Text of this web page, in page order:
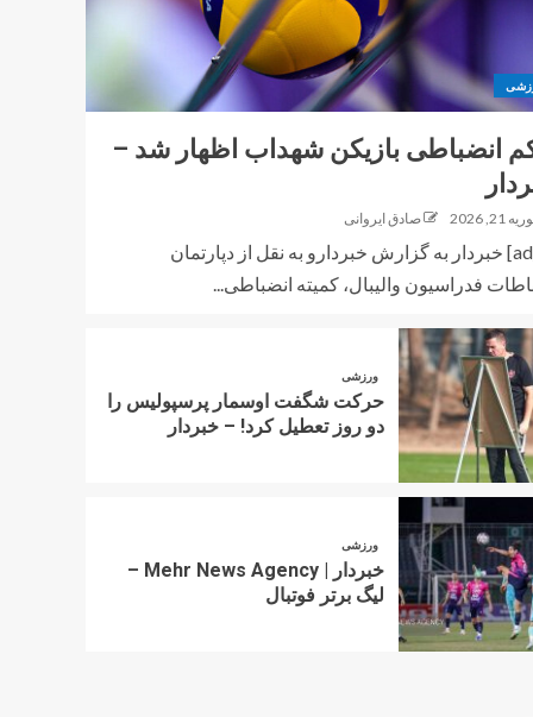
انضباطی بازیکن شهداب اظهار شد –
21, 2026 صادق ایروانی
[ad_1] خبردار به گزارش خبردارو به نقل از دپارتمان
فدراسیون والیبال، کمیته انضباطی...
ورزشی
حرکت شگفت اوسمار پرسپولیس را
دو روز تعطیل کرد! – خبردار
ورزشی
خبردار | Mehr News Agency –
لیگ برتر فوتبال